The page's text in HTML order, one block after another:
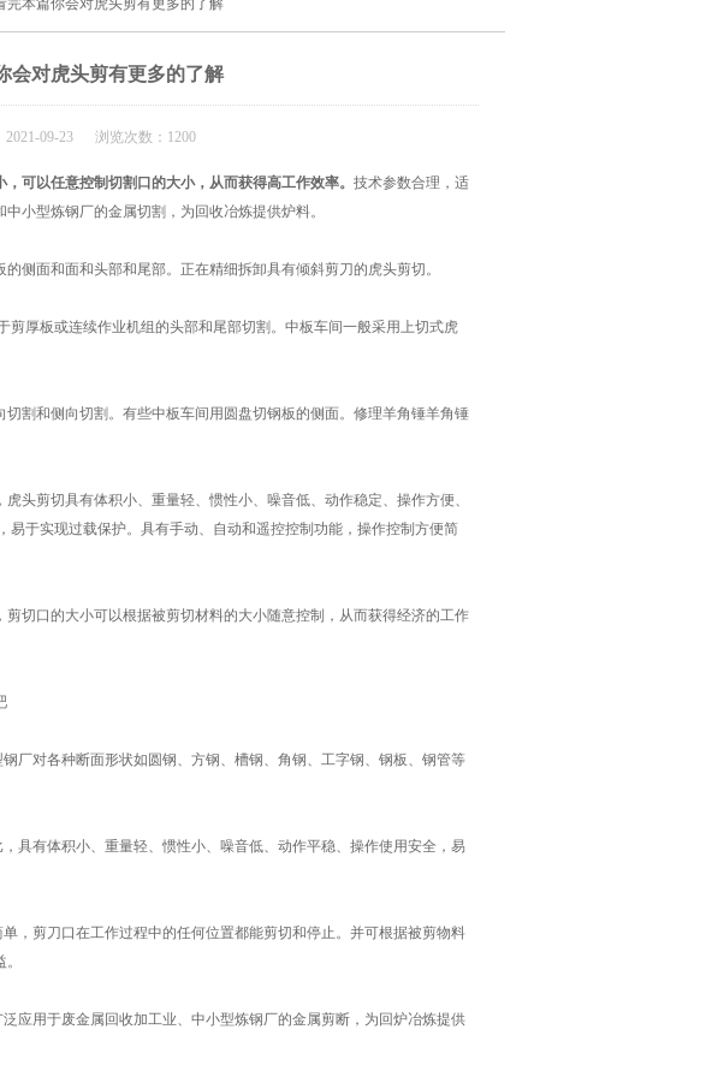
完本篇你会对虎头剪有更多的了解
会对虎头剪有更多的了解
2021-09-23 浏览次数：1200
可以任意控制切割口的大小，从而获得高工作效率。 技术参数合理，适
小型炼钢厂的金属切割，为回收冶炼提供炉料。
面和面和头部和尾部。正在精细拆卸具有倾斜剪刀的虎头剪切。
厚板或连续作业机组的头部和尾部切割。中板车间一般采用上切式虎
和侧向切割。有些中板车间用圆盘切钢板的侧面。修理羊角锤羊角锤
剪切具有体积小、重量轻、惯性小、噪音低、动作稳定、操作方便、
易于实现过载保护。具有手动、自动和遥控控制功能，操作控制方便简
口的大小可以根据被剪切材料的大小随意控制，从而获得经济的工作
对各种断面形状如圆钢、方钢、槽钢、角钢、工字钢、钢板、钢管等
有体积小、重量轻、惯性小、噪音低、动作平稳、操作使用安全，易
剪刀口在工作过程中的任何位置都能剪切和停止。并可根据被剪物料
用于废金属回收加工业、中小型炼钢厂的金属剪断，为回炉冶炼提供